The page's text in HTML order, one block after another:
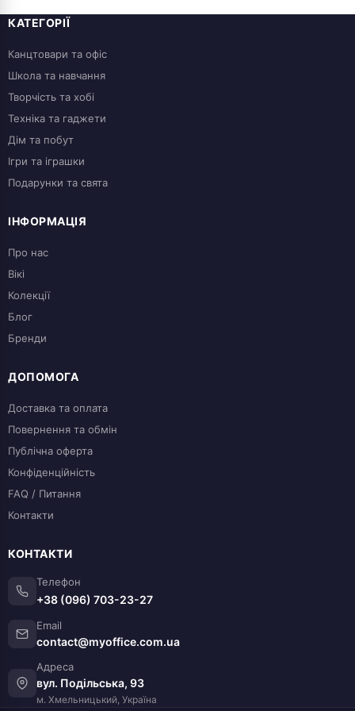
КАТЕГОРІЇ
Канцтовари та офіс
Школа та навчання
Творчість та хобі
Техніка та гаджети
Дім та побут
Ігри та іграшки
Подарунки та свята
ІНФОРМАЦІЯ
Про нас
Вікі
Колекції
Блог
Бренди
ДОПОМОГА
Доставка та оплата
Повернення та обмін
Публічна оферта
Конфіденційність
FAQ / Питання
Контакти
КОНТАКТИ
Телефон
+38 (096) 703-23-27
Email
contact@myoffice.com.ua
Адреса
вул. Подільська, 93
м. Хмельницький, Україна